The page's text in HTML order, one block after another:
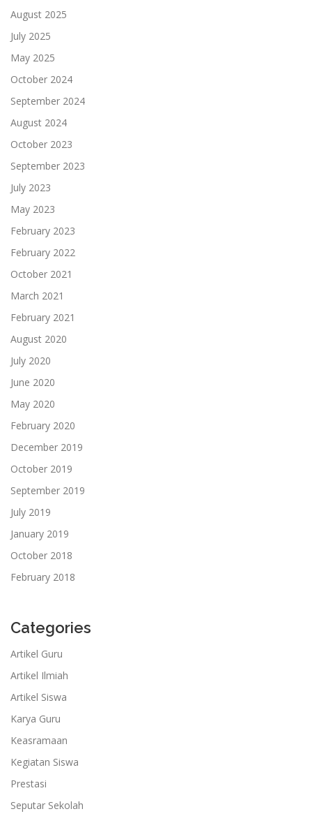
August 2025
July 2025
May 2025
October 2024
September 2024
August 2024
October 2023
September 2023
July 2023
May 2023
February 2023
February 2022
October 2021
March 2021
February 2021
August 2020
July 2020
June 2020
May 2020
February 2020
December 2019
October 2019
September 2019
July 2019
January 2019
October 2018
February 2018
Categories
Artikel Guru
Artikel Ilmiah
Artikel Siswa
Karya Guru
Keasramaan
Kegiatan Siswa
Prestasi
Seputar Sekolah